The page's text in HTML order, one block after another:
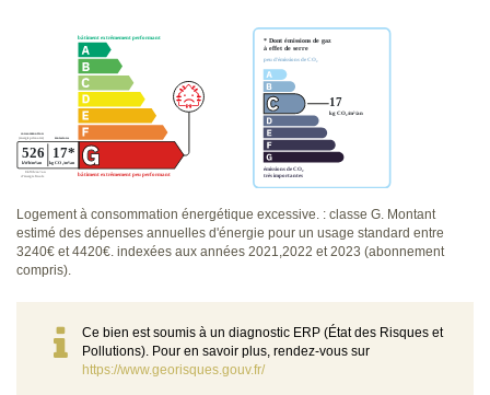
Logement à consommation énergétique excessive. : classe G. Montant
estimé des dépenses annuelles d'énergie pour un usage standard entre
3240€ et 4420€. indexées aux années 2021,2022 et 2023 (abonnement
compris).
Ce bien est soumis à un diagnostic ERP (État des Risques et
Pollutions). Pour en savoir plus, rendez-vous sur
https://www.georisques.gouv.fr/